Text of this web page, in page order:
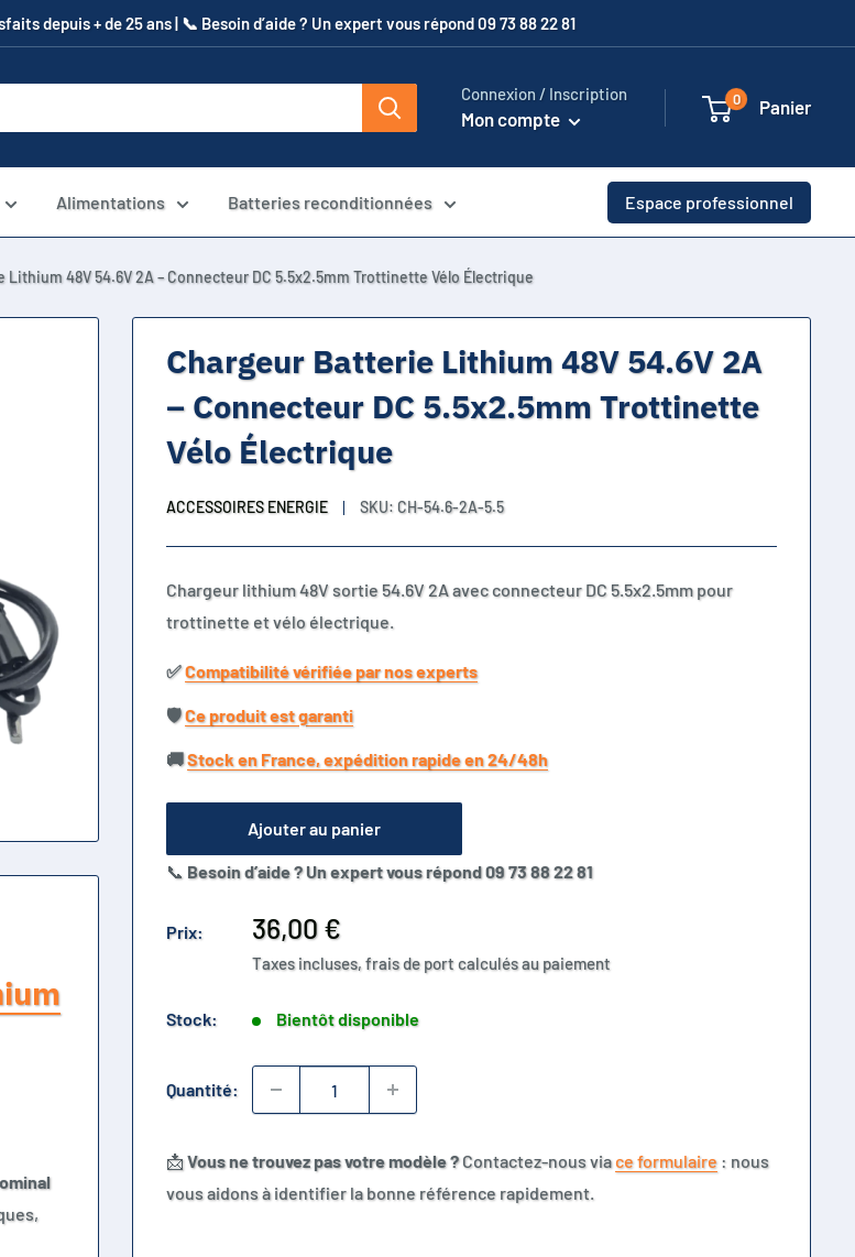
depuis + de 25 ans | 📞​ Besoin d’aide ? Un expert vous répond 09 73 88 22 81
Connexion / Inscription
Mon compte
0 Panier
Alimentations Batteries reconditionnées Espace professionnel
Lithium 48V 54.6V 2A – Connecteur DC 5.5x2.5mm Trottinette Vélo Électrique
Chargeur Batterie Lithium 48V 54.6V 2A
– Connecteur DC 5.5x2.5mm Trottinette
Vélo Électrique
ACCESSOIRES ENERGIE SKU: CH-54.6-2A-5.5
Chargeur lithium 48V sortie 54.6V 2A avec connecteur DC 5.5x2.5mm pour
trottinette et vélo électrique.
✅​Compatibilité vérifiée par nos experts
🛡️​Ce produit est garanti
🚚​Stock en France, expédition rapide en 24/48h
Ajouter au panier
📞 Besoin d’aide ? Un expert vous répond 09 73 88 22 81
Prix:
Prix
réduit
36,00 €
Taxes incluses, frais de port calculés au paiement
Stock: Bientôt disponible
Quantité:
📩Vous ne trouvez pas votre modèle ?Contactez-nous viace formulaire : nous
vous aidons à identifier la bonne référence rapidement.